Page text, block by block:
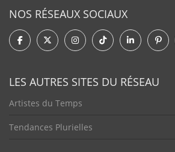
NOS RÉSEAUX SOCIAUX
LES AUTRES SITES DU RÉSEAU
Artistes du Temps
Tendances Plurielles